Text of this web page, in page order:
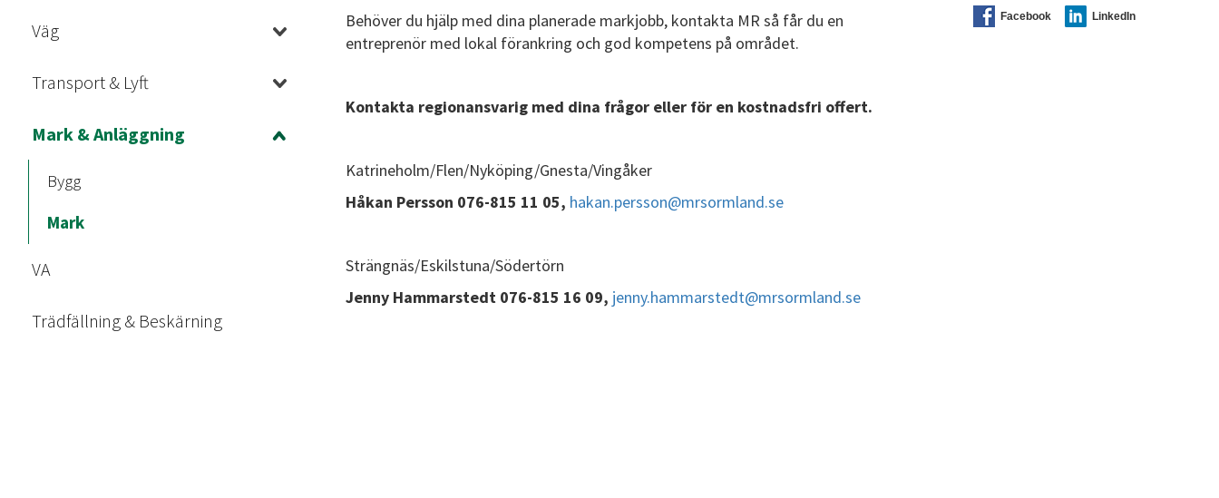
Väg
Transport & Lyft
Mark & Anläggning
Bygg
Mark
VA
Trädfällning & Beskärning
Behöver du hjälp med dina planerade markjobb, kontakta MR så får du en
entreprenör med lokal förankring och god kompetens på området.
Kontakta regionansvarig med dina frågor eller för en kostnadsfri offert.
Katrineholm/Flen/Nyköping/Gnesta/Vingåker
Håkan Persson 076-815 11 05, hakan.persson@mrsormland.se
Strängnäs/Eskilstuna/Södertörn
Jenny Hammarstedt 076-815 16 09, jenny.hammarstedt@mrsormland.se
Facebook LinkedIn